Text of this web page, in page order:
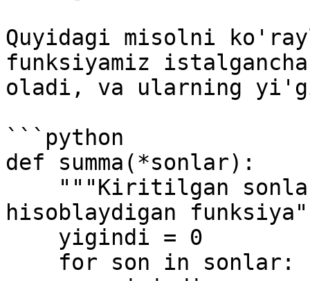
Quyidagi misolni
funksiyamiz
oladi, va ularning
```python
def summa(*sonlar):
hisoblaydigan